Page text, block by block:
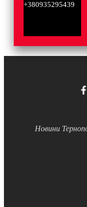
+380935295439
Новини